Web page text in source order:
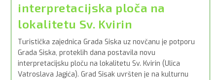
interpretacijska ploča na
lokalitetu Sv. Kvirin
Turistička zajednica Grada Siska uz novčanu je potporu
Grada Siska, proteklih dana postavila novu
interpretacijsku ploču na lokalitetu Sv. Kvirin (Ulica
Vatroslava Jagića). Grad Sisak uvršten je na kulturnu